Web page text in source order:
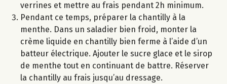
verrines et mettre au frais pendant 2h minimum.
Pendant ce temps, préparer la chantilly à la
menthe. Dans un saladier bien froid, monter la
crème liquide en chantilly bien ferme à l’aide d’un
batteur électrique. Ajouter le sucre glace et le sirop
de menthe tout en continuant de battre. Réserver
la chantilly au frais jusqu’au dressage.